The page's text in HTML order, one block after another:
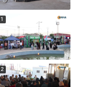
3:11
2:12